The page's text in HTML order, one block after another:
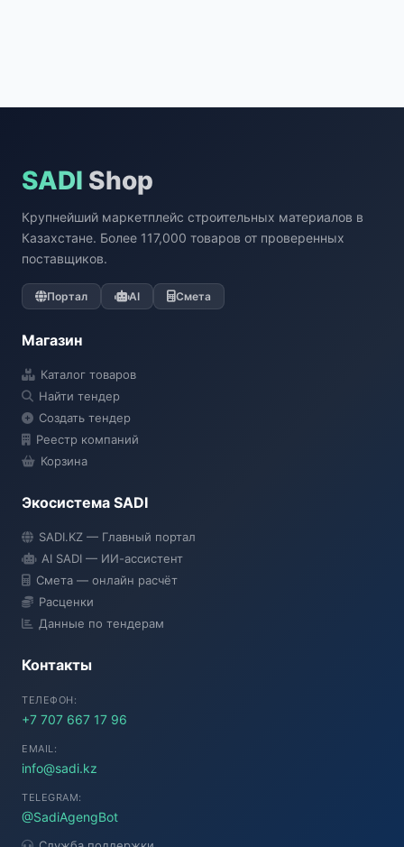
SADI Shop
Крупнейший маркетплейс строительных материалов в
Казахстане. Более 117,000 товаров от проверенных
поставщиков.
Портал AI Смета
Магазин
Каталог товаров
Найти тендер
Создать тендер
Реестр компаний
Корзина
Экосистема SADI
SADI.KZ — Главный портал
AI SADI — ИИ-ассистент
Смета — онлайн расчёт
Расценки
Данные по тендерам
Контакты
ТЕЛЕФОН:
+7 707 667 17 96
EMAIL:
info@sadi.kz
TELEGRAM:
@SadiAgengBot
● Подключение...